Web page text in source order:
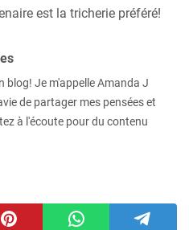
est la tricherie préféré!
blog! Je m'appelle Amanda J
de partager mes pensées et
à l'écoute pour du contenu